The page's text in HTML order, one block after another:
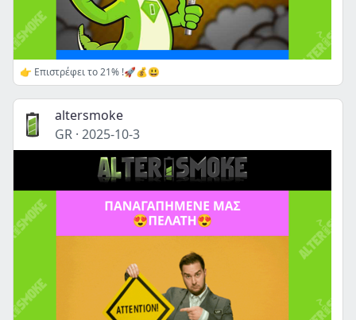
👉 Επιστρέφει το 21% !🚀💰😃
altersmoke
GR · 2025-10-3